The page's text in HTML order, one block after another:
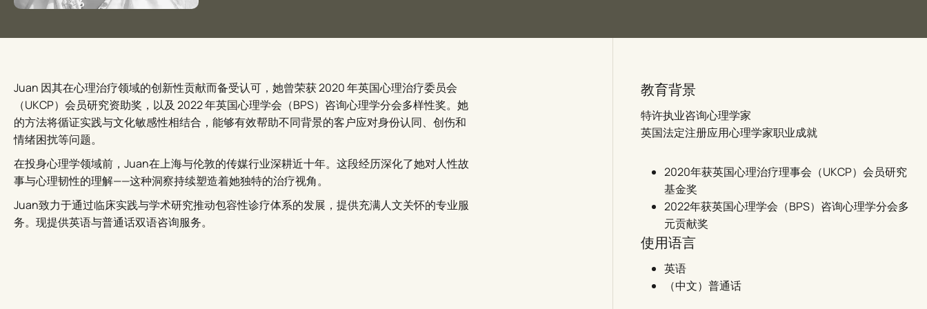
Juan 因其在心理治疗领域的创新性贡献而备受认可，她曾荣获 2020 年英国心理治疗委员会
（UKCP）会员研究资助奖，以及 2022 年英国心理学会（BPS）咨询心理学分会多样性奖。她
的方法将循证实践与文化敏感性相结合，能够有效帮助不同背景的客户应对身份认同、创伤和
情绪困扰等问题。
在投身心理学领域前，Juan在上海与伦敦的传媒行业深耕近十年。这段经历深化了她对人性故
事与心理韧性的理解——这种洞察持续塑造着她独特的治疗视角。
Juan致力于通过临床实践与学术研究推动包容性诊疗体系的发展，提供充满人文关怀的专业服
务。现提供英语与普通话双语咨询服务。
教育背景
特许执业咨询心理学家
英国法定注册应用心理学家职业成就
2020年获英国心理治疗理事会（UKCP）会员研究
基金奖
2022年获英国心理学会（BPS）咨询心理学分会多
元贡献奖
使用语言
英语
（中文）普通话